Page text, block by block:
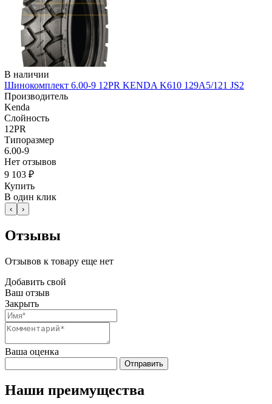
В наличии
Шинокомплект 6.00-9 12PR KENDA K610 129A5/121 JS2
Производитель
Kenda
Слойность
12PR
Типоразмер
6.00-9
Нет отзывов
9 103 ₽
Купить
В один клик
‹ ›
Отзывы
Отзывов к товару еще нет
Добавить свой
Ваш отзыв
Закрыть
Ваша оценка
Отправить
Наши преимущества